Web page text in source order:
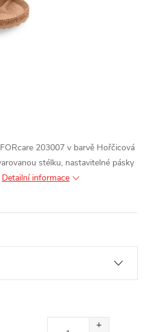
203007 v barvě Hořčicová
stélku, nastavitelné pásky
Detailní informace